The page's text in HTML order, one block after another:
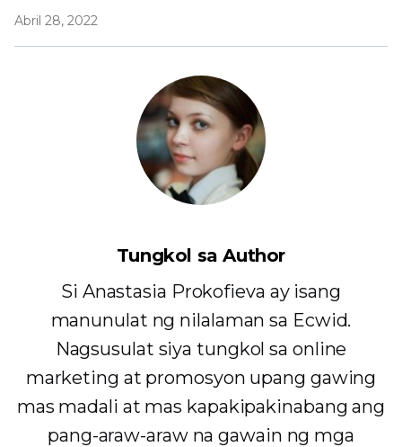
Abril 28, 2022
Tungkol sa Author
Si Anastasia Prokofieva ay isang
manunulat ng nilalaman sa Ecwid.
Nagsusulat siya tungkol sa online
marketing at promosyon upang gawing
mas madali at mas kapakipakinabang ang
pang-araw-araw na gawain ng mga